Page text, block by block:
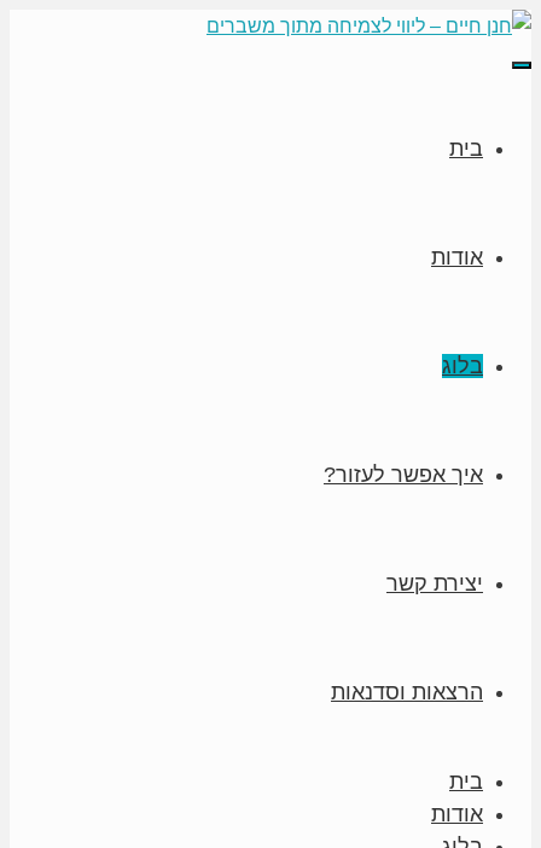
תפריט
בית
אודות
בלוג
איך אפשר לעזור?
יצירת קשר
הרצאות וסדנאות
בית
אודות